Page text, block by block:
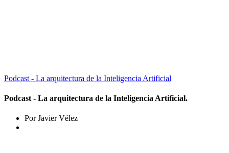
Podcast - La arquitectura de la Inteligencia Artificial
Podcast - La arquitectura de la Inteligencia Artificial.
Por Javier Vélez